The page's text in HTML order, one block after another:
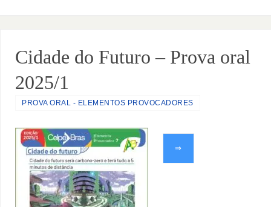
Cidade do Futuro – Prova oral
2025/1
PROVA ORAL - ELEMENTOS PROVOCADORES
⇒